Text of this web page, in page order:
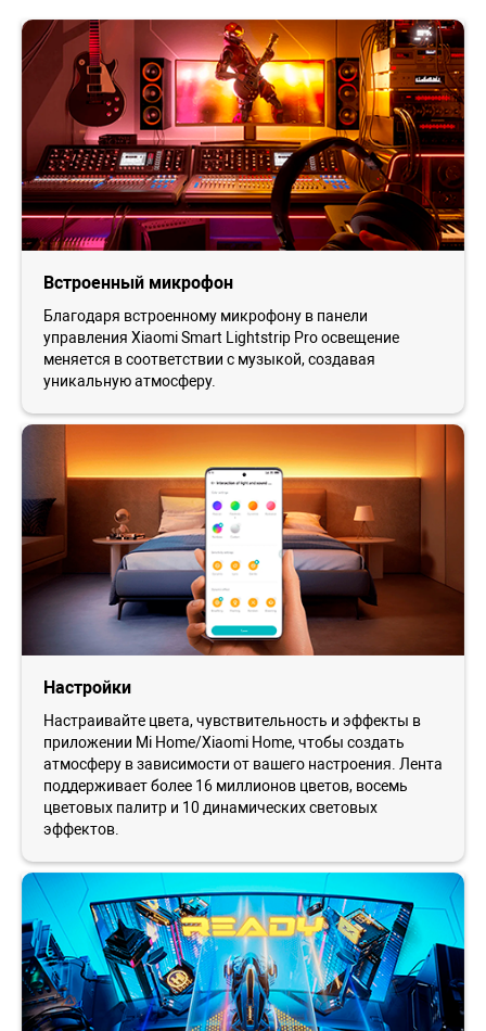
Встроенный микрофон
Благодаря встроенному микрофону в панели
управления Xiaomi Smart Lightstrip Pro освещение
меняется в соответствии с музыкой, создавая
уникальную атмосферу.
Настройки
Настраивайте цвета, чувствительность и эффекты в
приложении Mi Home/Xiaomi Home, чтобы создать
атмосферу в зависимости от вашего настроения. Лента
поддерживает более 16 миллионов цветов, восемь
цветовых палитр и 10 динамических световых
эффектов.